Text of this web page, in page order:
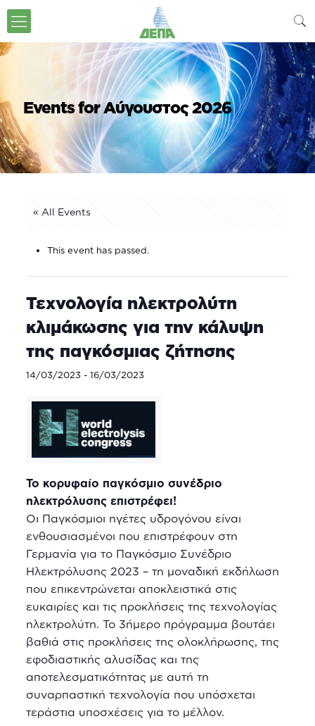
Events for Αύγουστος 2026
« All Events
This event has passed.
Τεχνολογία ηλεκτρολύτη
κλιμάκωσης για την κάλυψη
της παγκόσμιας ζήτησης
14/03/2023 - 16/03/2023
Το κορυφαίο παγκόσμιο συνέδριο
ηλεκτρόλυσης επιστρέφει!
Οι Παγκόσμιοι ηγέτες υδρογόνου είναι
ενθουσιασμένοι που επιστρέφουν στη
Γερμανία για το Παγκόσμιο Συνέδριο
Ηλεκτρόλυσης 2023 – τη μοναδική εκδήλωση
που επικεντρώνεται αποκλειστικά στις
ευκαιρίες και τις προκλήσεις της τεχνολογίας
ηλεκτρολύτη. Το 3ήμερο πρόγραμμα βουτάει
βαθιά στις προκλήσεις της ολοκλήρωσης, της
εφοδιαστικής αλυσίδας και της
αποτελεσματικότητας με αυτή τη
συναρπαστική τεχνολογία που υπόσχεται
τεράστια υποσχέσεις για το μέλλον.